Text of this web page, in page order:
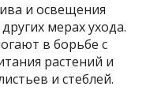
и освещения
мерах ухода.
в борьбе с
растений и
и стеблей.